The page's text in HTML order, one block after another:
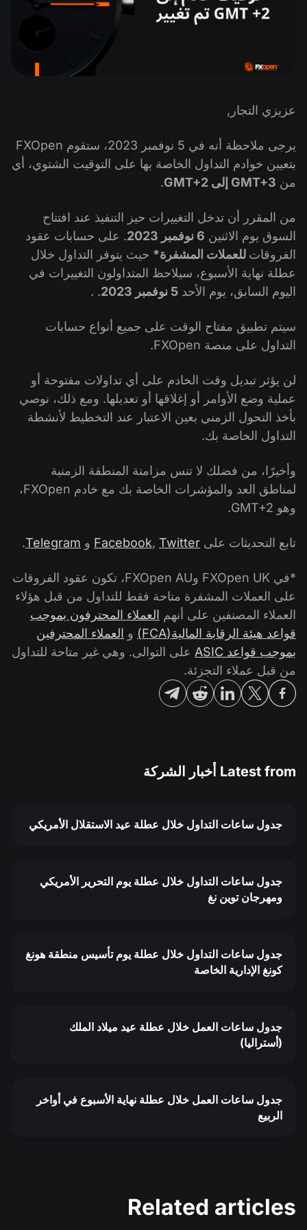
التداول في صناديق الإستثمار المتداولة (ETF)
iOS FXOpen App
المُخدِّم الافتراضي الخاص (VPS)
تقويم توزيعات الأرباح
مركز المساعدة
ما هو تداوُل عقود الفروقات (CFD)؟
ما هو التداوُل عبر شبكة الاتصالات الإلكترونية (ECN)؟
ما هو وسيط الفوركس؟
لماذا نحن؟
عزيزي التجار,
يرجى ملاحظة أنه في 5 نوفمبر 2023، ستقوم FXOpen
بتعيين خوادم التداول الخاصة بها على التوقيت الشتوي، أي
من GMT+3 إلى GMT+2 .
من المقرر أن تدخل التغييرات حيز التنفيذ عند افتتاح
السوق يوم الاثنين 6 نوفمبر 2023
. على حسابات عقود
الفروقات للعملات المشفرة* حيث يتوفر التداول خلال
عطلة نهاية الأسبوع، سيلاحظ المتداولون التغييرات في
اليوم السابق، يوم الأحد 5 نوفمبر 2023 . .
سيتم تطبيق مفتاح الوقت على جميع أنواع حسابات
التداول على منصة FXOpen.
لن يؤثر تبديل وقت الخادم على أي تداولات مفتوحة أو
عملية وضع الأوامر أو إغلاقها أو تعديلها. ومع ذلك، نوصي
بأخذ التحول الزمني بعين الاعتبار عند التخطيط لأنشطة
التداول الخاصة بك.
وأخيرًا، من فضلك لا تنس مزامنة المنطقة الزمنية
لمناطق العد والمؤشرات الخاصة بك مع خادم FXOpen،
وهو GMT+2.
تابع التحديثات على Facebook, Twitter و Telegram
.
*في FXOpen UK وFXOpen AU، تكون عقود الفروقات
على العملات المشفرة متاحة فقط للتداول من قبل هؤلاء
العملاء المصنفين على أنهم العملاء المحترفون بموجب
قواعد هيئة الرقابة المالية(FCA)
و العملاء المحترفين
بموجب قواعد ASIC
على التوالى. وهي غير متاحة للتداول
من قبل عملاء التجزئة.
Latest from أخبار الشركة
جدول ساعات التداول خلال عطلة عيد الاستقلال الأمريكي
جدول ساعات التداول خلال عطلة يوم التحرير الأمريكي
ومهرجان توين نغ
جدول ساعات التداول خلال عطلة يوم تأسيس منطقة هونغ
كونغ الإدارية الخاصة
جدول ساعات العمل خلال عطلة عيد ميلاد الملك
(أستراليا)
جدول ساعات العمل خلال عطلة نهاية الأسبوع في أواخر
الربيع
Related articles